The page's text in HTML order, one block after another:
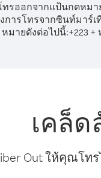
ทรออกจากแป้นกดหมา
การโทรจากซินท์มาร์เ
หมายดังต่อไปนี้:+223+
เคล็
Out ให้คุณโท